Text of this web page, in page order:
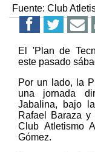
Fuente: Club
El 'Plan de
este pasado
Por un lado, la
una jornada
Jabalina, bajo
Rafael Baraza
Club Atletismo
Gómez.